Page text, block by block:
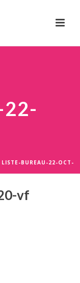
BUREAU-22-OCT-
vf